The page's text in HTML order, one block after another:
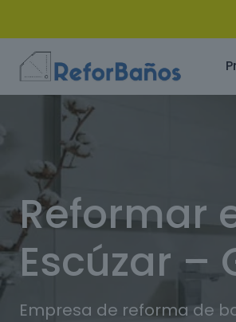
Reformar
Escúzar –
Empresa de reforma de